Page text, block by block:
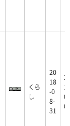
くら
し
20
18
-0
8-
31